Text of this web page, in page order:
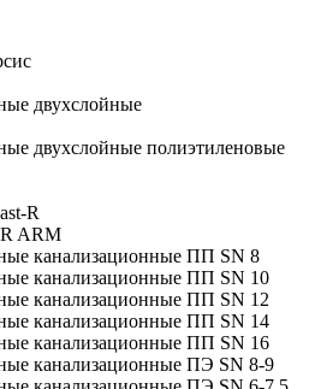
двухслойные
двухслойные полиэтиленовые
R
ARM
канализационные ПП SN 8
канализационные ПП SN 10
канализационные ПП SN 12
канализационные ПП SN 14
канализационные ПП SN 16
канализационные ПЭ SN 8-9